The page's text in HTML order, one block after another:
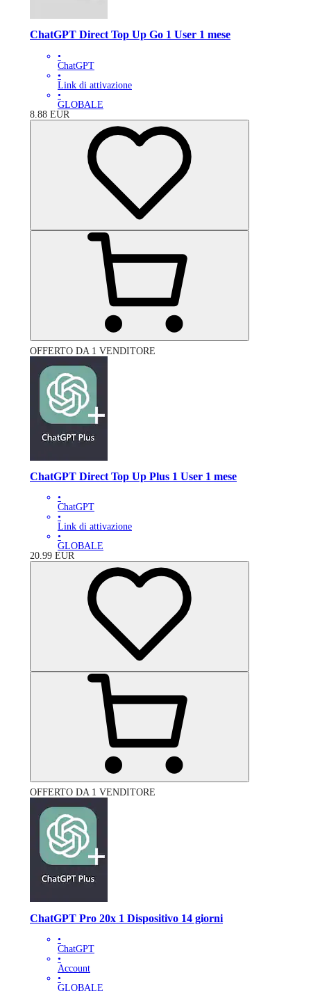
ChatGPT Direct Top Up Go 1 User 1 mese
•
ChatGPT
•
Link di attivazione
•
GLOBALE
8.88 EUR
OFFERTO DA 1 VENDITORE
ChatGPT Direct Top Up Plus 1 User 1 mese
•
ChatGPT
•
Link di attivazione
•
GLOBALE
20.99 EUR
OFFERTO DA 1 VENDITORE
ChatGPT Pro 20x 1 Dispositivo 14 giorni
•
ChatGPT
•
Account
•
GLOBALE